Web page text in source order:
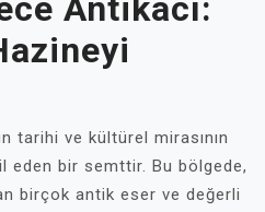
Antikacı:
tarihi ve kültürel mirasının
eden bir semttir. Bu bölgede,
birçok antik eser ve değerli